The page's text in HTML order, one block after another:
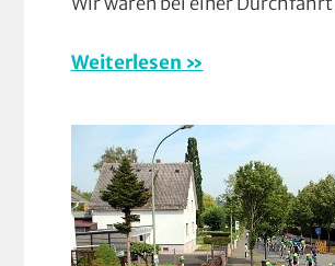
Weiterlesen